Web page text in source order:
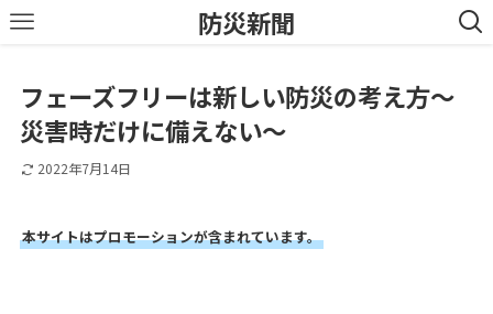
防災新聞
フェーズフリーは新しい防災の考え方～
災害時だけに備えない～
2022年7月14日
本サイトはプロモーションが含まれています。